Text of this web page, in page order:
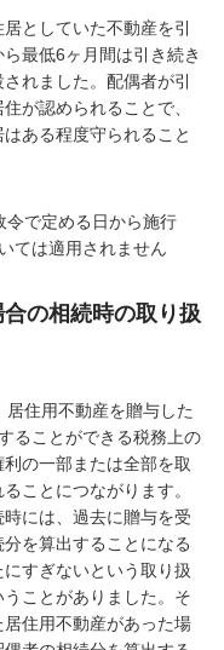
としていた不動産を引
最低6ヶ月間は引き続き
れました。配偶者が引
が認められることで、
ある程度守られること
で定める日から施行
ては適用されません
の相続時の取り扱
住用不動産を贈与した
ることができる税務上の
の一部または全部を取
ことにつながります。
には、過去に贈与を受
を算出することになる
すぎないという取り扱
ことがありました。そ
住用不動産があった場